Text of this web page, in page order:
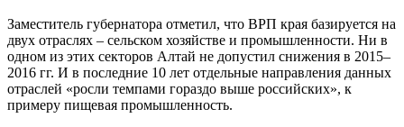
Заместитель губернатора отметил, что ВРП края базируется на
двух отраслях – сельском хозяйстве и промышленности. Ни в
одном из этих секторов Алтай не допустил снижения в 2015–
2016 гг. И в последние 10 лет отдельные направления данных
отраслей «росли темпами гораздо выше российских», к
примеру пищевая промышленность.